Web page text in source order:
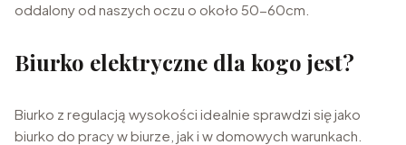
oddalony od naszych oczu o około 50-60cm.
Biurko elektryczne dla kogo jest?
Biurko z regulacją wysokości idealnie sprawdzi się jako
biurko do pracy w biurze, jak i w domowych warunkach.